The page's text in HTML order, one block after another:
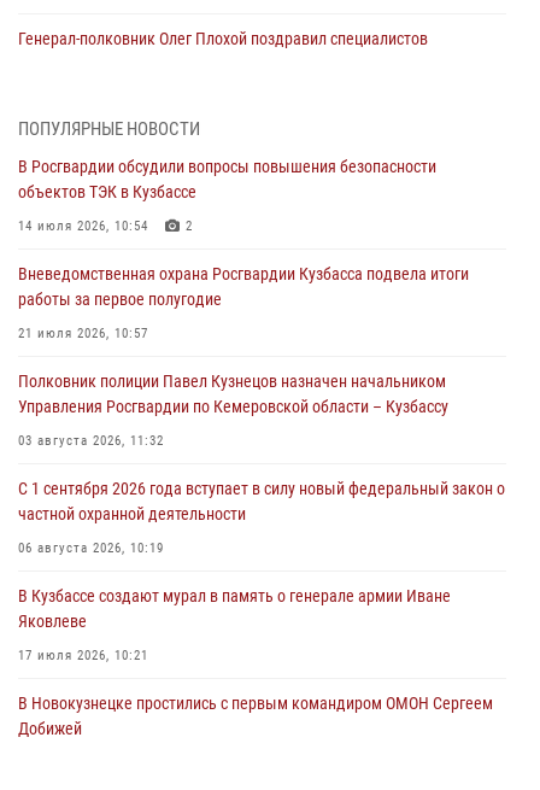
Генерал-полковник Олег Плохой поздравил специалистов
07 августа 2026, 05:32
С 1 сентября 2026 года вступает в силу новый федеральный закон о
частной охранной деятельности
06 августа 2026, 10:19
Росгвардейцы задержали предполагаемого виновника причинения
ножевого ранения кемеровчанину
06 августа 2026, 09:18
Росгвардейцы задержали мужчину, повредившего имущество
горожанки
06 августа 2026, 08:17
Росгвардейцы пресекли противоправные действия и защитили
новокузнечанку от агрессивного знакомого
06 августа 2026, 07:16
ПОПУЛЯРНЫЕ НОВОСТИ
В Росгвардии обсудили вопросы повышения безопасности
объектов ТЭК в Кузбассе
14 июля 2026, 10:54 2
Вневедомственная охрана Росгвардии Кузбасса подвела итоги
работы за первое полугодие
21 июля 2026, 10:57
Полковник полиции Павел Кузнецов назначен начальником
Управления Росгвардии по Кемеровской области – Кузбассу
03 августа 2026, 11:32
С 1 сентября 2026 года вступает в силу новый федеральный закон о
частной охранной деятельности
06 августа 2026, 10:19
В Кузбассе создают мурал в память о генерале армии Иване
Яковлеве
17 июля 2026, 10:21
В Новокузнецке простились с первым командиром ОМОН Сергеем
Добижей